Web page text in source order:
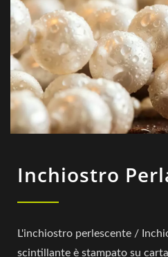
Inchiostro
L'inchiostro perlescente /
scintillante è stampato su